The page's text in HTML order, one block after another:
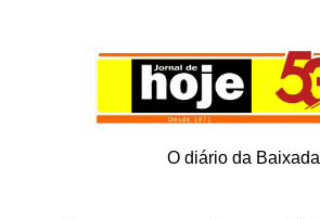
O diário da Baixada